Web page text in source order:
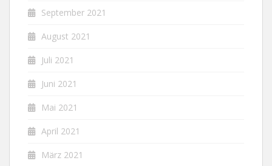
September 2021
August 2021
Juli 2021
Juni 2021
Mai 2021
April 2021
März 2021